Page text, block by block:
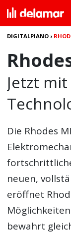
DIGITALPIANO ›
Jetzt
Die Rhodes
neuen,
eröffnet
bewahrt